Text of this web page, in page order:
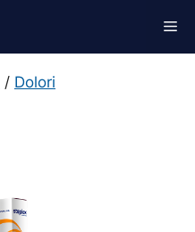
/ Dolori